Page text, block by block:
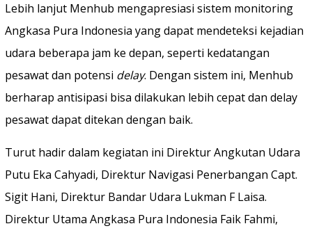
Lebih lanjut Menhub mengapresiasi sistem monitoring
Angkasa Pura Indonesia yang dapat mendeteksi kejadian
udara beberapa jam ke depan, seperti kedatangan
pesawat dan potensi delay. Dengan sistem ini, Menhub
berharap antisipasi bisa dilakukan lebih cepat dan delay
pesawat dapat ditekan dengan baik.
Turut hadir dalam kegiatan ini Direktur Angkutan Udara
Putu Eka Cahyadi, Direktur Navigasi Penerbangan Capt.
Sigit Hani, Direktur Bandar Udara Lukman F Laisa.
Direktur Utama Angkasa Pura Indonesia Faik Fahmi,